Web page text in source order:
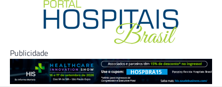
Publicidade